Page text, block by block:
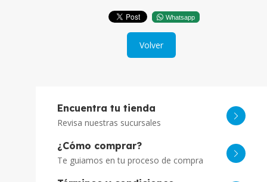
Whatsapp
Volver
Encuentra tu tienda
Revisa nuestras sucursales
¿Cómo comprar?
Te guiamos en tu proceso de compra